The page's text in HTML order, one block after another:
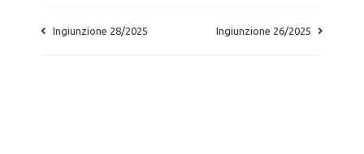
Ingiunzione 28/2025 Ingiunzione 26/2025